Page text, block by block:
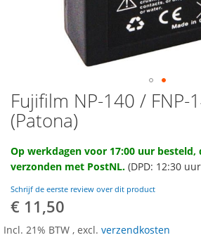
Ga
naar
het
van
de
gallerij
Fujifilm NP-140 / FNP-
(Patona)
Op werkdagen voor 17:00 uur besteld,
verzonden met PostNL. (DPD: 12:30
Schrijf de eerste review over dit product
€ 11,50
Incl. 21% BTW , excl. verzendkosten